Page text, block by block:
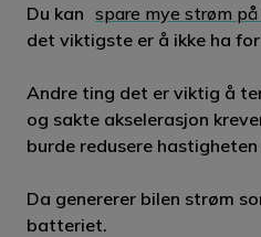
Du kan spare mye strøm
det viktigste er å ikke ha
Andre ting det er viktig å
og sakte akselerasjon
burde redusere
Da genererer bilen strøm
batteriet.